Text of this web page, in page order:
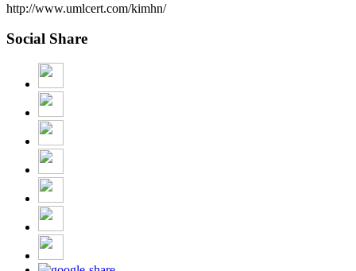
http://www.umlcert.com/kimhn/
Social Share